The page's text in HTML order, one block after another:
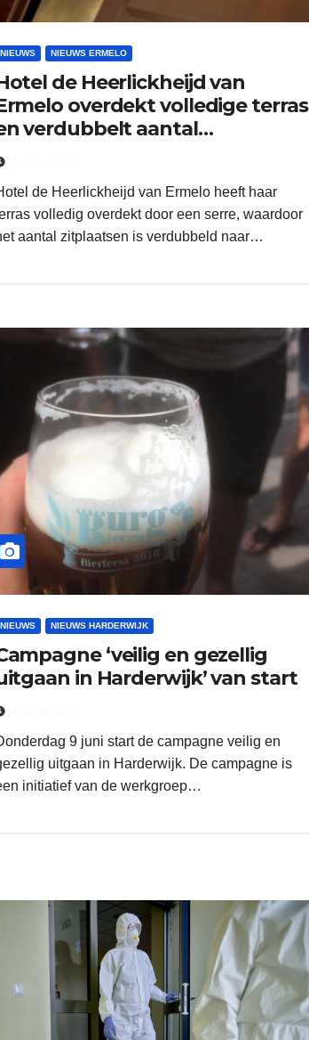
NIEUWS NIEUWS ERMELO
de Heerlickheijd van
overdekt volledige terras
verdubbelt aantal
de Heerlickheijd van Ermelo heeft haar
volledig overdekt door een serre, waardoor
aantal zitplaatsen is verdubbeld naar…
NIEUWS NIEUWS HARDERWIJK
‘veilig en gezellig
in Harderwijk’ van start
9 juni start de campagne veilig en
uitgaan in Harderwijk. De campagne is
initiatief van de werkgroep…